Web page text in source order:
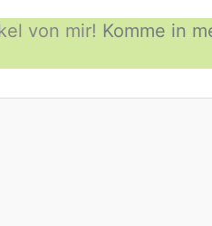
von mir! Komme in